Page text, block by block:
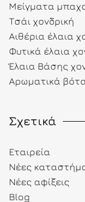
Μείγματα
Τσάι χονδρική
Αιθέρια έλαια
Φυτικά έλαια
Έλαια Βάσης
Αρωματικά
Σχετικά
Εταιρεία
Νέες
Νέες αφίξεις
Blog